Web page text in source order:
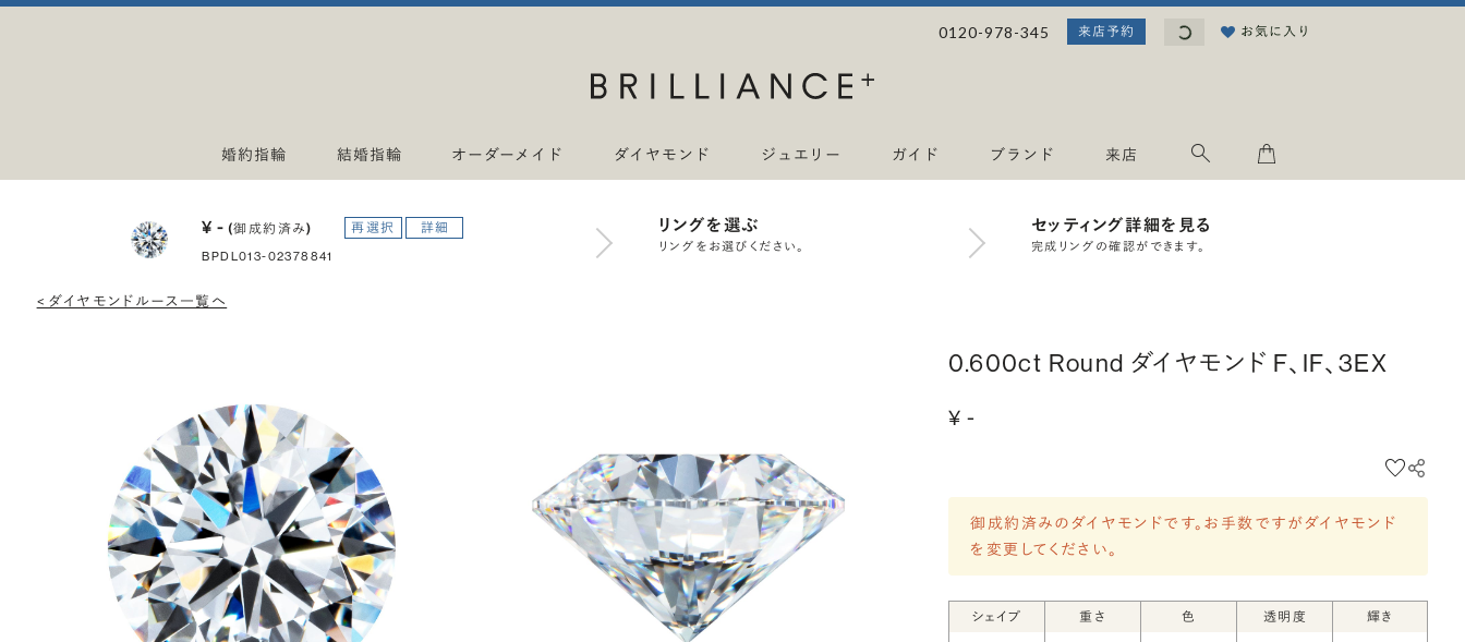
0120-978-345 来店予約 読み込み中...お気に入り
婚約指輪 結婚指輪 オーダーメイド ダイヤモンド ジュエリー ガイド ブランド 来店
¥ -(御成約済み) 再選択 詳細
BPDL013-02378841
リングを選ぶ
リングをお選びください。
セッティング詳細を見る
完成リングの確認ができます。
< ダイヤモンドルース一覧へ
0.600ct Round ダイヤモンド F、IF、3EX
¥ -
御成約済みのダイヤモンドです。お手数ですがダイヤモンド
を変更してください。
シェイプ 重さ 色 透明度 輝き